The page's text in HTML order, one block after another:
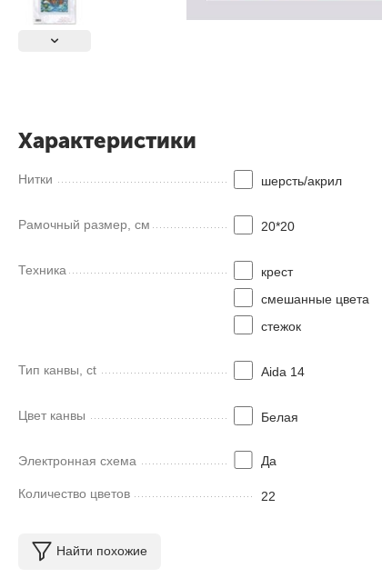
Характеристики
Нитки шерсть/акрил
Рамочный размер, см 20*20
Техника
крест
смешанные цвета
стежок
Тип канвы, ct Aida 14
Цвет канвы Белая
Электронная схема Да
Количество цветов 22
Найти похожие